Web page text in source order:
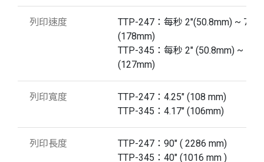
列印速度
TTP-247：每秒 2"(50.8mm) ~ 7"
(178mm)
TTP-345：每秒 2" (50.8mm) ~ 5"
(127mm)
列印寬度
TTP-247：4.25" (108 mm)
TTP-345：4.17" (106mm)
列印長度
TTP-247：90" ( 2286 mm)
TTP-345：40" (1016 mm )